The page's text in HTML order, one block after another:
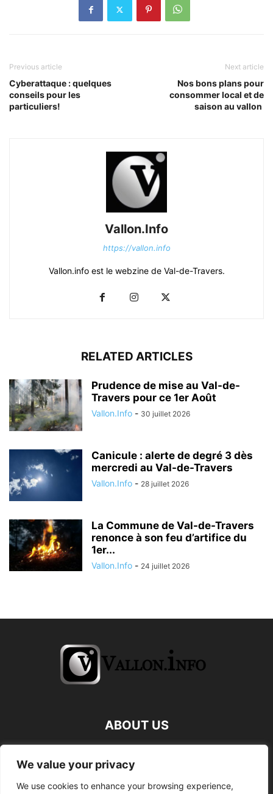
We value your privacy
We use cookies to enhance your browsing experience,
Previous article
Cyberattaque : quelques
conseils pour les
particuliers!
Next article
Nos bons plans pour
consommer local et de
saison au vallon
Vallon.Info
https://vallon.info
Vallon.info est le webzine de Val-de-Travers.
RELATED ARTICLES
Prudence de mise au Val-de-
Travers pour ce 1er Août
Vallon.Info - 30 juillet 2026
Canicule : alerte de degré 3 dès
mercredi au Val-de-Travers
Vallon.Info - 28 juillet 2026
La Commune de Val-de-Travers
renonce à son feu d’artifice du
1er...
Vallon.Info - 24 juillet 2026
ABOUT US
FOLLOW US